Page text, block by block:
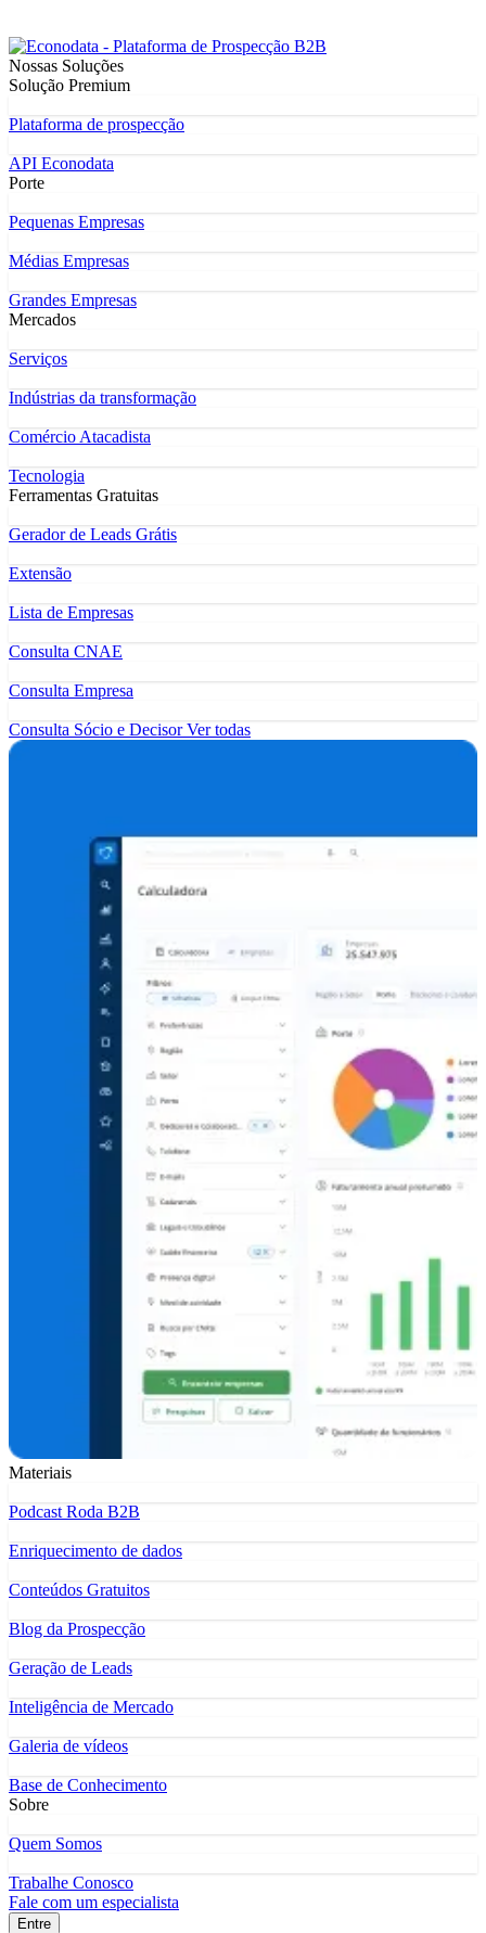
Nossas Soluções
Solução Premium
Plataforma de prospecção
API Econodata
Porte
Pequenas Empresas
Médias Empresas
Grandes Empresas
Mercados
Serviços
Indústrias da transformação
Comércio Atacadista
Tecnologia
Ferramentas Gratuitas
Gerador de Leads Grátis
Extensão
Lista de Empresas
Consulta CNAE
Consulta Empresa
Consulta Sócio e DecisorVer todas
Materiais
Podcast Roda B2B
Enriquecimento de dados
Conteúdos Gratuitos
Blog da Prospecção
Geração de Leads
Inteligência de Mercado
Galeria de vídeos
Base de Conhecimento
Sobre
Quem Somos
Trabalhe Conosco
Fale com um especialista
Entre